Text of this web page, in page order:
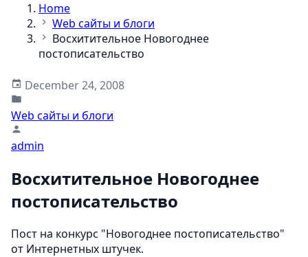
Home
Web сайты и блоги
Восхитительное Новогоднее
постописательство
December 24, 2008
Web сайты и блоги
admin
Восхитительное Новогоднее
постописательство
Пост на конкурс "Новогоднее постописательство"
от Интернетных штучек.